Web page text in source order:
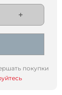
+
покупки